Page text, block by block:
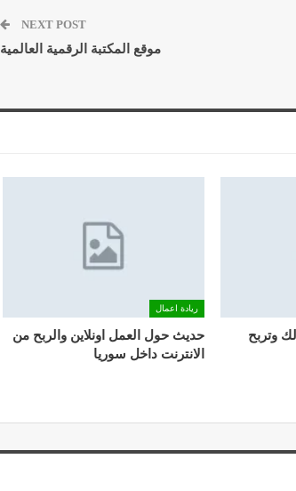
NEXT POST
موقع المكتبة الرقمية العالمية
وتربح
ريادة اعمال
حديث حول العمل اونلاين والربح من
الانترنت داخل سوريا